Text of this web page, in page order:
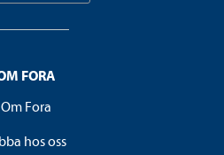
FORA
Om Fora
hos oss